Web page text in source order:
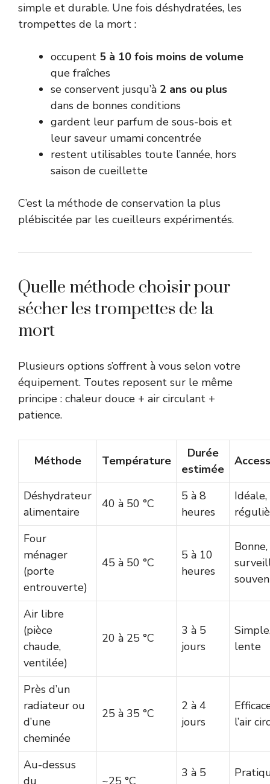
simple et durable. Une fois déshydratées, les
trompettes de la mort :
occupent 5 à 10 fois moins de volume
que fraîches
se conservent jusqu’à 2 ans ou plus
dans de bonnes conditions
gardent leur parfum de sous-bois et
leur saveur umami concentrée
restent utilisables toute l’année, hors
saison de cueillette
C’est la méthode de conservation la plus
plébiscitée par les cueilleurs expérimentés.
Quelle méthode choisir pour
sécher les trompettes de la
mort
Plusieurs options s’offrent à vous selon votre
équipement. Toutes reposent sur le même
principe : chaleur douce + air circulant +
patience.
Méthode Température
Durée
estimée
Déshydrateur
alimentaire
40 à 50 °C
5 à 8
heures
Four
ménager
(porte
entrouverte)
45 à 50 °C
5 à 10
heures
Bonne,
Air libre
(pièce
chaude,
ventilée)
20 à 25 °C
3 à 5
jours
lente
Près d’un
radiateur ou
d’une
cheminée
25 à 35 °C
2 à 4
jours
l’air
Au-dessus
du
~25 °C
3 à 5